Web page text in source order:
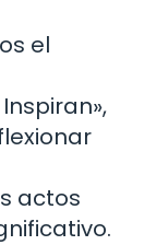
el
actos